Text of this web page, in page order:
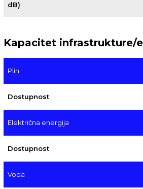
dB)
Kapacitet infrastrukture/
Plin
Dostupnost
Električna energija
Dostupnost
Voda